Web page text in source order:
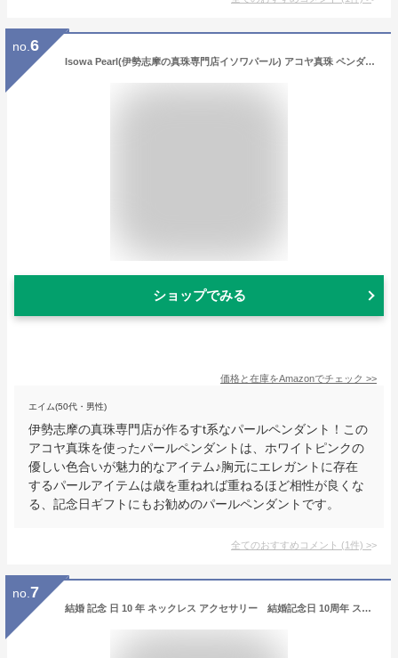
no. 6
Isowa Pearl(伊勢志摩の真珠専門店イソワパール) アコヤ真珠 ペンダント 8.5-9mmm ホワイトピンク シルバー 貫通珠 pearl
ショップでみる
価格と在庫をAmazonでチェック >>
エイム(50代・男性)
伊勢志摩の真珠専門店が作るすt系なパールペンダント！この
アコヤ真珠を使ったパールペンダントは、ホワイトピンクの
優しい色合いが魅力的なアイテム♪胸元にエレガントに存在
するパールアイテムは歳を重ねれば重ねるほど相性が良くな
る、記念日ギフトにもお勧めのパールペンダントです。
全てのおすすめコメント (1件) >
no. 7
結婚 記念 日 10 年 ネックレス アクセサリー 結婚記念日 10周年 スイートテン 結婚10周年 10年記念 記念日 妻 プレゼント 金属アレルギー ギフト 贈り物